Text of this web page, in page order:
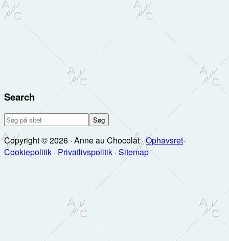
Search
Søg
på
sitet
Copyright © 2026 · Anne au Chocolat ·Ophavsret·
Cookiepolitik · Privatlivspolitik · Sitemap